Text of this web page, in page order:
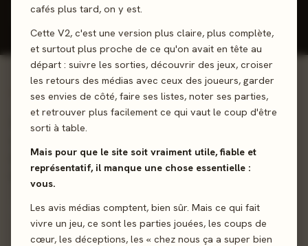
cafés plus tard, on y est.
Cette V2, c'est une version plus claire, plus complète,
et surtout plus proche de ce qu'on avait en tête au
départ : suivre les sorties, découvrir des jeux, croiser
les retours des médias avec ceux des joueurs, garder
ses envies de côté, faire ses listes, noter ses parties,
et retrouver plus facilement ce qui vaut le coup d'être
sorti à table.
Mais pour que le site soit vraiment utile, fiable et
représentatif, il manque une chose essentielle :
vous.
Les avis médias comptent, bien sûr. Mais ce qui fait
vivre un jeu, ce sont les parties jouées, les coups de
cœur, les déceptions, les « chez nous ça a super bien
Donner mon avis
01 - LE JEU
Dans Totemic, les esprits des animaux prennent vie entre
En utilisant au mieux ses particularités, chaque animal
tentera de prouver que c'est lui le plus puissant !
Draft Mémoire Gestion de Main